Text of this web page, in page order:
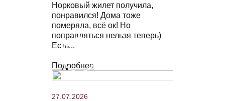
Норковый жилет получила,
понравился! Дома тоже
померяла, всё ок! Но
поправляться нельзя теперь)
Есть...
Подробнее
27.07.2026